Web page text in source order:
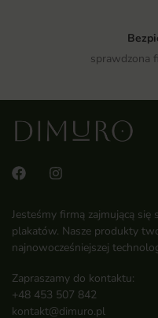
sprawdzona
Jesteśmy firmą zajmującą
plakatów. Nasze produkty
najnowocześniejszej
Zapraszamy do kontaktu:
+48 453 507 842
kontakt@dimuro.pl